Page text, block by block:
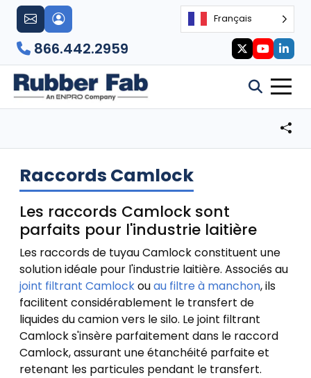
Français
866.442.2959
Raccords Camlock
Les raccords Camlock sont
parfaits pour l'industrie laitière
Les raccords de tuyau Camlock constituent une
solution idéale pour l'industrie laitière. Associés au
joint filtrant Camlockouau filtre à manchon, ils
facilitent considérablement le transfert de
liquides du camion vers le silo. Le joint filtrant
Camlock s'insère parfaitement dans le raccord
Camlock, assurant une étanchéité parfaite et
retenant les particules pendant le transfert.